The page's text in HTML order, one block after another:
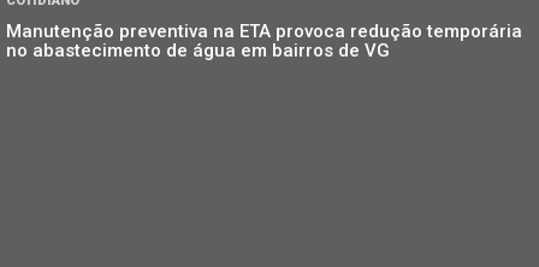
Manutenção preventiva na ETA provoca redução temporária
no abastecimento de água em bairros de VG